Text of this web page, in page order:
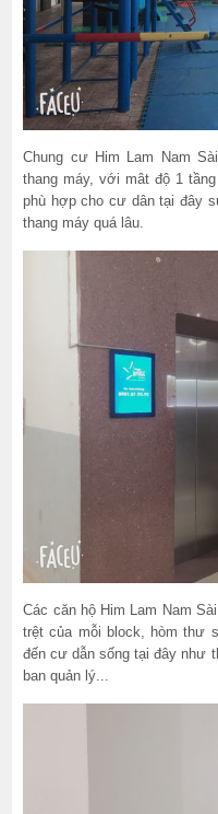
Chung cư Him Lam Nam
thang máy, với mât độ 1
phù hợp cho cư dân tại đây
thang máy quá lâu.
Các căn hộ Him Lam Nam
trệt của mỗi block, hòm thư
đến cư dẫn sống tại đây như
ban quản lý...